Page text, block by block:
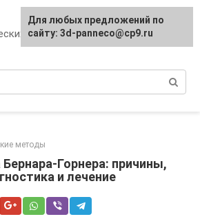
патологиях и
методы
Горнера: причины,
и лечение
Для любых предложений по
сайту: 3d-panneco@cp9.ru